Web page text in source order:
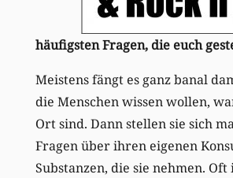
häufigsten Fragen, die euch
Meistens fängt es ganz banal
die Menschen wissen wollen,
Ort sind. Dann stellen sie sich
Fragen über ihren eigenen
Substanzen, die sie nehmen. Oft